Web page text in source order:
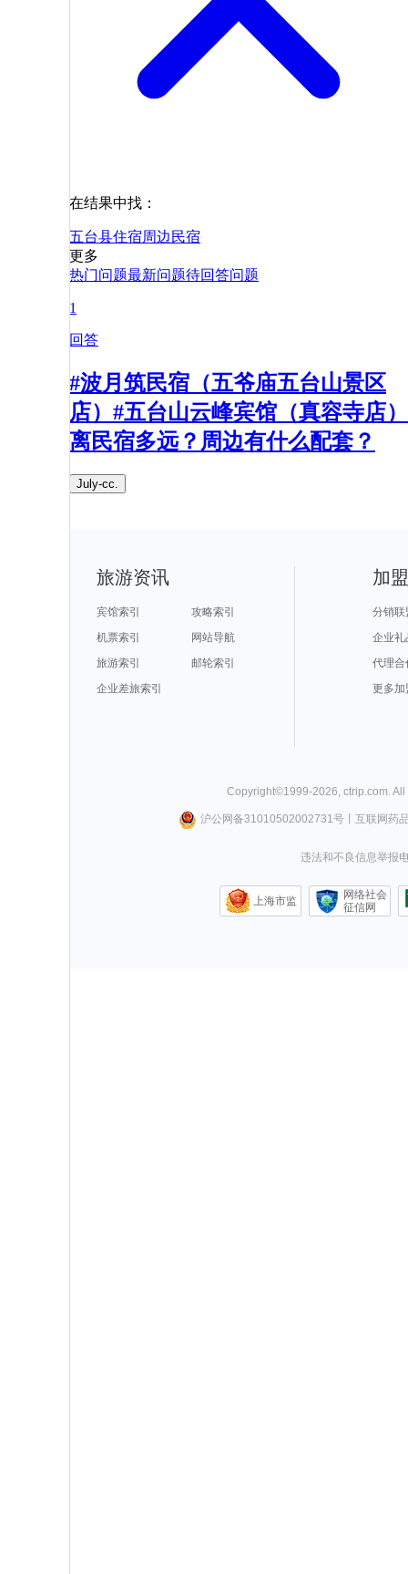
在结果中找：
五台县住宿周边 民宿
更多
热门问题最新问题待回答问题
1
回答
#波月筑民宿（五爷庙五台山景区
店）#五台山云峰宾馆（真容寺店）
离民宿多远？周边有什么配套？​
July-cc.
旅游资讯
宾馆索引
攻略索引
机票索引
网站导航
旅游索引
邮轮索引
企业差旅索引
加
分销联
企业礼
代理合
更多加
Copyright©1999-2026 ctrip.com .
沪公网备31010502002731号丨 互联网药
违法和不良信息举报
上海市监
网络社会
征信网